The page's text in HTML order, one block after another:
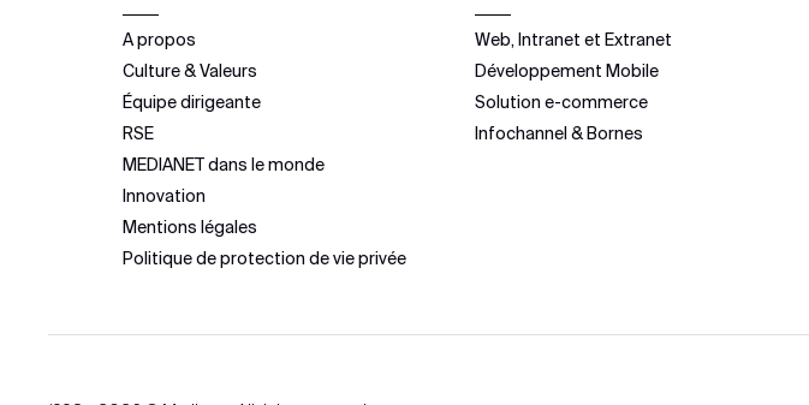
A propos
Culture & Valeurs
Équipe dirigeante
RSE
MEDIANET dans le monde
Innovation
Mentions légales
Politique de protection de vie privée
Web, Intranet et Extranet
Développement Mobile
Solution e-commerce
Infochannel & Bornes